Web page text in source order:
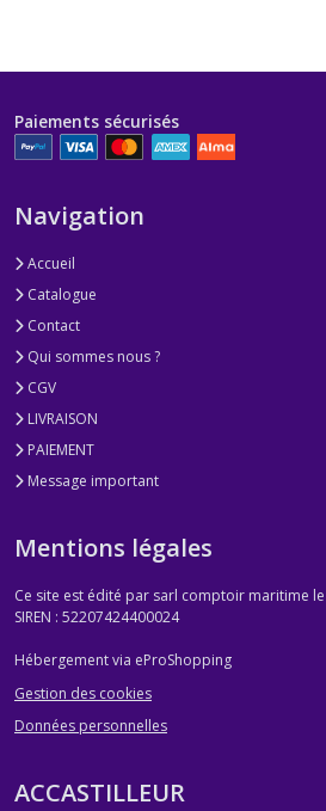
Paiements sécurisés
Navigation
Accueil
Catalogue
Contact
Qui sommes nous ?
CGV
LIVRAISON
PAIEMENT
Message important
Mentions légales
Ce site est édité par sarl comptoir maritime
SIREN : 52207424400024
Hébergement via eProShopping
Gestion des cookies
Données personnelles
ACCASTILLEUR